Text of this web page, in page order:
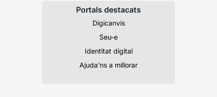
Portals destacats
Digicanvis
Seu-e
Identitat digital
Ajuda’ns a millorar